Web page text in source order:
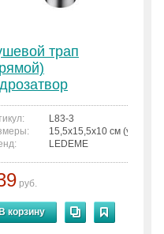
- 50 мм.
трап
L83-3
L83-3
15,5x15,5x10 см (упаковка)
LEDEME
руб.
корзину